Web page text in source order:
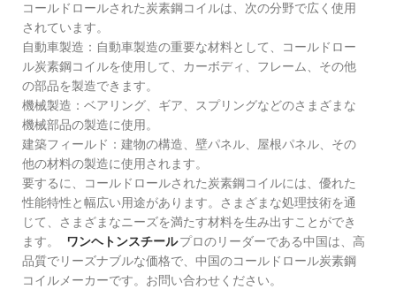
コールドロールされた炭素鋼コイルは、次の分野で広く使用
されています。
自動車製造：自動車製造の重要な材料として、コールドロー
ル炭素鋼コイルを使用して、カーボディ、フレーム、その他
の部品を製造できます。
機械製造：ベアリング、ギア、スプリングなどのさまざまな
機械部品の製造に使用。
建築フィールド：建物の構造、壁パネル、屋根パネル、その
他の材料の製造に使用されます。
要するに、コールドロールされた炭素鋼コイルには、優れた
性能特性と幅広い用途があります。さまざまな処理技術を通
じて、さまざまなニーズを満たす材料を生み出すことができ
ます。
ワンヘトンスチールプロのリーダーである中国は、高
品質でリーズナブルな価格で、中国のコールドロール炭素鋼
コイルメーカーです。お問い合わせください。